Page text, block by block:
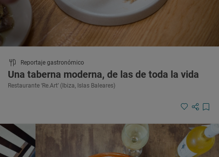
Reportaje gastronómico
Una taberna moderna, de las de toda la vida
Restaurante ‘Re.Art’ (Ibiza, Islas Baleares)